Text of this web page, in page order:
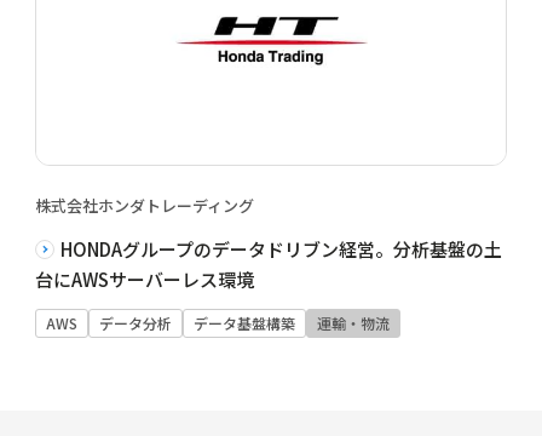
株式会社ホンダトレーディング
HONDAグループのデータドリブン経営。分析基盤の土
台にAWSサーバーレス環境
AWS データ分析 データ基盤構築 運輸・物流